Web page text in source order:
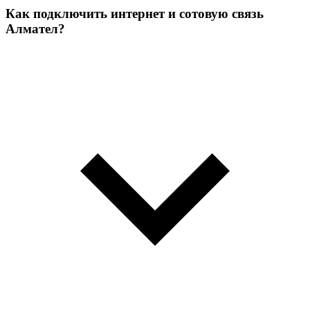
Как подключить интернет и сотовую связь
Алмател?